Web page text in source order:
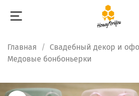
Главная Свадебный декор и
Медовые бонбоньерки